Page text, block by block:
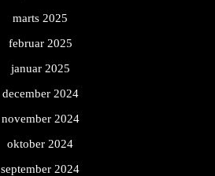
marts 2025
februar 2025
januar 2025
december 2024
november 2024
oktober 2024
september 2024